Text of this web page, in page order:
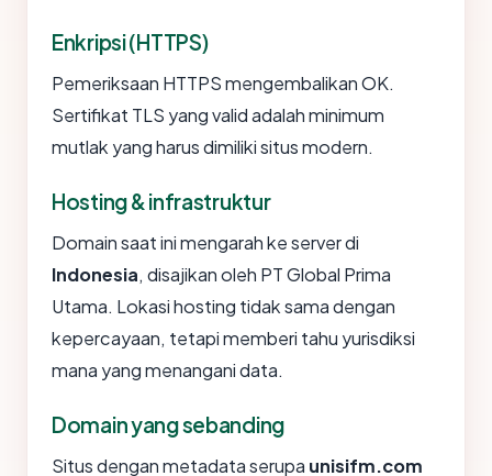
Enkripsi (HTTPS)
Pemeriksaan HTTPS mengembalikan OK.
Sertifikat TLS yang valid adalah minimum
mutlak yang harus dimiliki situs modern.
Hosting & infrastruktur
Domain saat ini mengarah ke server di
Indonesia, disajikan oleh PT Global Prima
Utama. Lokasi hosting tidak sama dengan
kepercayaan, tetapi memberi tahu yurisdiksi
mana yang menangani data.
Domain yang sebanding
Situs dengan metadata serupa unisifm.com